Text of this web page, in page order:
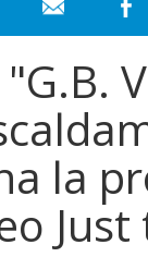
la
Just